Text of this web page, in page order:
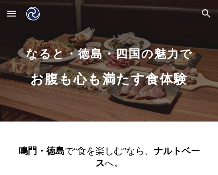
Skip to main content Skip to navigation
なると・徳島・四国の魅力で
お腹も心も満たす食体験
鳴門・徳島で“食を楽しむ”なら、 ナルトベー
スへ。